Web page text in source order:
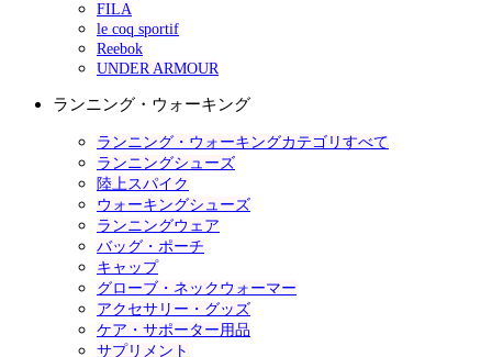
FILA
le coq sportif
Reebok
UNDER ARMOUR
ランニング・ウォーキング
ランニング・ウォーキングカテゴリすべて
ランニングシューズ
陸上スパイク
ウォーキングシューズ
ランニングウェア
バッグ・ポーチ
キャップ
グローブ・ネックウォーマー
アクセサリー・グッズ
ケア・サポーター用品
サプリメント